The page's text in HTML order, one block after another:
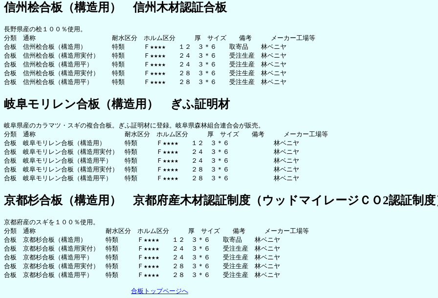
信州桧合板（構造用） 信州木材認証合板
長野県産の桧１００％使用。
分類　通称　　　　　　　　　　　　耐水区分　ホルム区分　　　厚　サイズ　　備考　　　メーカー工場等
合板　信州桧合板（構造用）　　　　特類　　　Ｆ★★★★　　１２　３＊６　　取寄品　　林ベニヤ
合板　信州桧合板（構造用実付）　　特類　　　Ｆ★★★★　　２４　３＊６　　受注生産　林ベニヤ
合板　信州桧合板（構造用平）　　　特類　　　Ｆ★★★★　　２４　３＊６　　受注生産　林ベニヤ
合板　信州桧合板（構造用実付）　　特類　　　Ｆ★★★★　　２８　３＊６　　受注生産　林ベニヤ
岐阜モリレン合板（構造用） ぎふ証明材
岐阜県産のカラマツ・スギの複合合板。ぎふ証明材に登録。岐阜県森林組合連合会が販売。
分類　通称　　　　　　　　　　　　　　耐水区分　ホルム区分　　　厚　サイズ　　備考　　　メーカー工場等
合板　岐阜モリレン合板（構造用）　　　特類　　　Ｆ★★★★　　１２　３＊６　　　　　　　林ベニヤ
合板　岐阜モリレン合板（構造用実付）　特類　　　Ｆ★★★★　　２４　３＊６　　　　　　　林ベニヤ
合板　岐阜モリレン合板（構造用平）　　特類　　　Ｆ★★★★　　２４　３＊６　　　　　　　林ベニヤ
合板　岐阜モリレン合板（構造用実付）　特類　　　Ｆ★★★★　　２８　３＊６　　　　　　　林ベニヤ
京都杉合板（構造用） 京都府産木材認証制度（ウッドマイレージＣＯ2認証制度
京都府産のスギを１００％使用。
分類　通称　　　　　　　　　　　耐水区分　ホルム区分　　　厚　サイズ　　備考　　　メーカー工場等
合板　京都杉合板（構造用）　　　特類　　　Ｆ★★★★　　１２　３＊６　　取寄品　　林ベニヤ
合板　京都杉合板（構造用実付）　特類　　　Ｆ★★★★　　２４　３＊６　　受注生産　林ベニヤ
合板　京都杉合板（構造用平）　　特類　　　Ｆ★★★★　　２４　３＊６　　受注生産　林ベニヤ
合板　京都杉合板（構造用実付）　特類　　　Ｆ★★★★　　２８　３＊６　　受注生産　林ベニヤ
合板　京都杉合板（構造用平）　　特類　　　Ｆ★★★★　　２８　３＊６　　受注生産　林ベニヤ
合板トップページへ